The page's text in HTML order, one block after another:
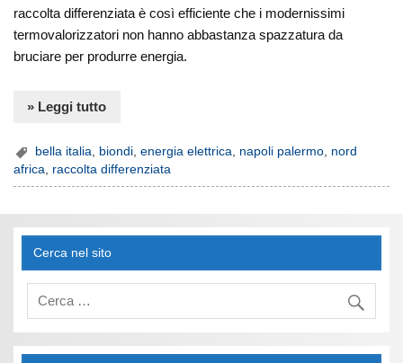
raccolta differenziata è così efficiente che i modernissimi
termovalorizzatori non hanno abbastanza spazzatura da
bruciare per produrre energia.
» Leggi tutto
bella italia biondi ,energia elettrica napoli palermo nord
africa, raccolta differenziata
Cerca nel sito